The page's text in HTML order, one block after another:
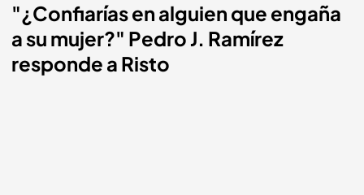
"¿Confiarías en alguien que engaña
a su mujer?" Pedro J. Ramírez
responde a Risto